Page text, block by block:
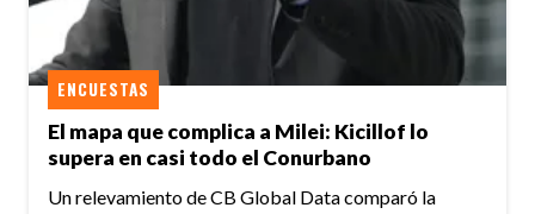
El mapa que complica a Milei: Kicillof lo
supera en casi todo el Conurbano
ENCUESTAS
Un relevamiento de CB Global Data comparó la